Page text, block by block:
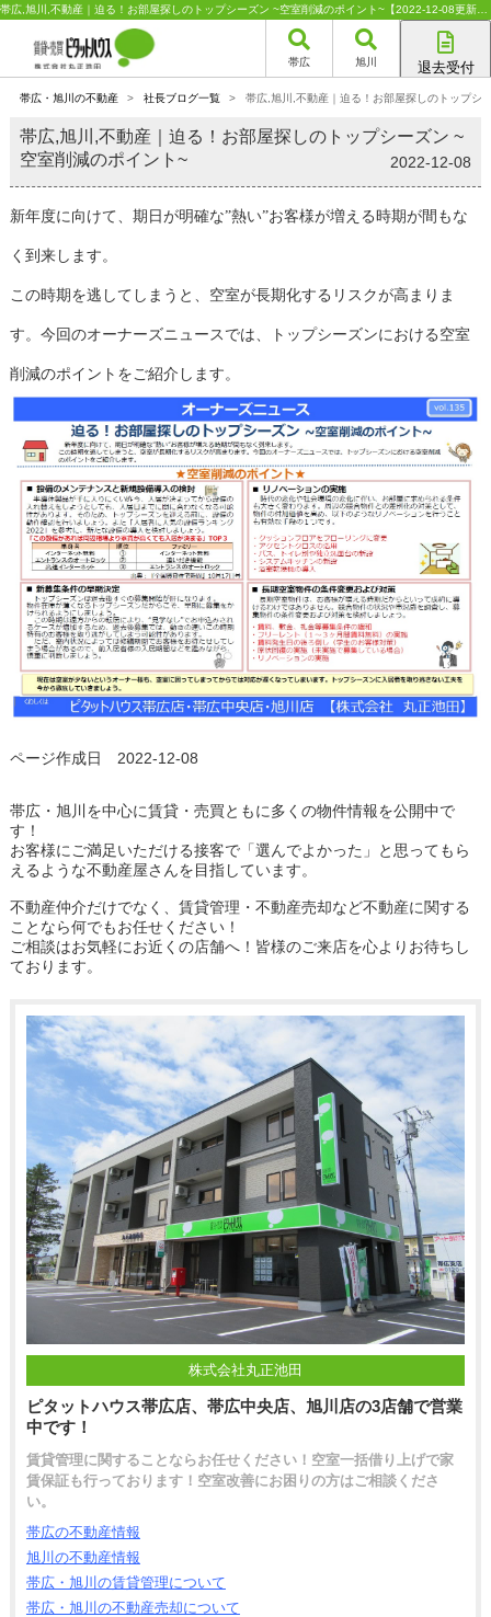
帯広 旭川 退去受付
旭川店
帯広・旭川の不動産 > 社長ブログ一覧 > 帯広,旭川,不動産｜迫る！お部屋探しのトップシ
帯広,旭川,不動産｜迫る！お部屋探しのトップシーズン ~
空室削減のポイント~
2022-12-08
新年度に向けて、期日が明確な”熱い”お客様が増える時期が間もな
く到来します。
この時期を逃してしまうと、空室が長期化するリスクが高まりま
す。今回のオーナーズニュースでは、トップシーズンにおける空室
削減のポイントをご紹介します。
ページ作成日 2022-12-08
帯広・旭川を中心に賃貸・売買ともに多くの物件情報を公開中で
す！
お客様にご満足いただける接客で「選んでよかった」と思ってもら
えるような不動産屋さんを目指しています。
不動産仲介だけでなく、賃貸管理・不動産売却など不動産に関する
ことなら何でもお任せください！
ご相談はお気軽にお近くの店舗へ！皆様のご来店を心よりお待ちし
ております。
株式会社丸正池田
ピタットハウス帯広店、帯広中央店、旭川店の3店舗で営業
中です！
賃貸管理に関することならお任せください！空室一括借り上げで家
賃保証も行っております！空室改善にお困りの方はご相談くださ
い。
帯広の不動産情報
旭川の不動産情報
帯広・旭川の賃貸管理について
帯広・旭川の不動産売却について